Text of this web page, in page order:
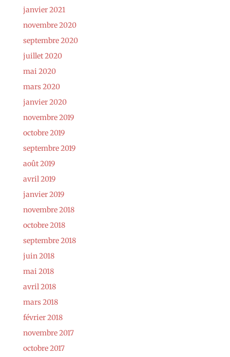
janvier 2021
novembre 2020
septembre 2020
juillet 2020
mai 2020
mars 2020
janvier 2020
novembre 2019
octobre 2019
septembre 2019
août 2019
avril 2019
janvier 2019
novembre 2018
octobre 2018
septembre 2018
juin 2018
mai 2018
avril 2018
mars 2018
février 2018
novembre 2017
octobre 2017